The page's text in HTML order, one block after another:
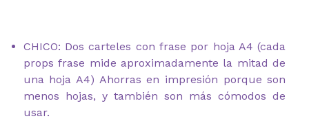
CHICO: Dos carteles con frase por hoja A4 (cada
props frase mide aproximadamente la mitad de
una hoja A4) Ahorras en impresión porque son
menos hojas, y también son más cómodos de
usar.